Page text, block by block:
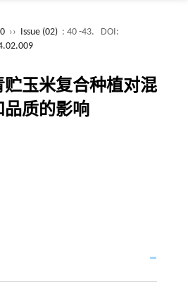
›› Issue (02) : 40 -43.
DOI:
玉米复合种植对混
质的影响